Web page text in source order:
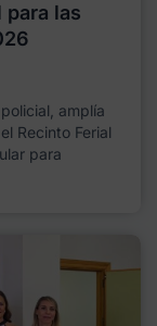
las
amplía
Recinto Ferial
para